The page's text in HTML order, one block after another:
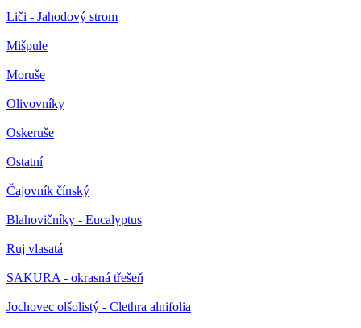
Liči - Jahodový strom
Mišpule
Moruše
Olivovníky
Oskeruše
Ostatní
Čajovník čínský
Blahovičníky - Eucalyptus
Ruj vlasatá
SAKURA - okrasná třešeň
Jochovec olšolistý - Clethra alnifolia